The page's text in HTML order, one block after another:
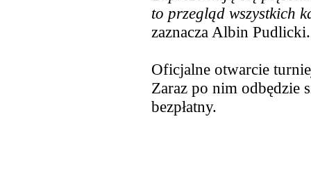
to przegląd wszystkich
zaznacza Albin Pudlicki.
Oficjalne otwarcie
Zaraz po nim odbędzie
bezpłatny.